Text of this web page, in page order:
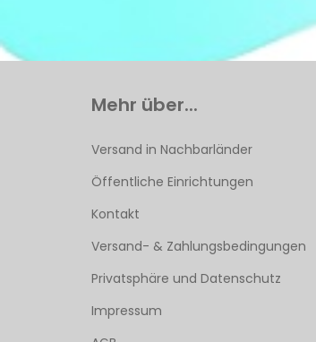
Mehr über...
Versand in Nachbarländer
Öffentliche Einrichtungen
Kontakt
Versand- & Zahlungsbedingungen
Privatsphäre und Datenschutz
Impressum